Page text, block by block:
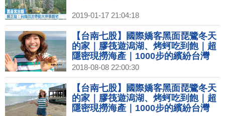
2019-01-17 21:04:18
【台南七股】國際嬌客黑面琵鷺冬天
的家｜膠筏遊潟湖、烤蚵吃到飽｜超
隱密現撈海產｜1000步的繽紛台灣
(261)
2018-08-08 22:00:30
【台南七股】國際嬌客黑面琵鷺冬天
的家｜膠筏遊潟湖、烤蚵吃到飽｜超
隱密現撈海產｜1000步的繽紛台灣